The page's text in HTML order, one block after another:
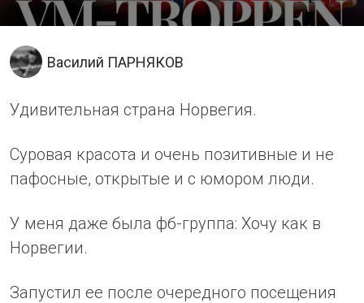
Василий ПАРНЯКОВ
Удивительная страна Норвегия.
Суровая красота и очень позитивные и не
пафосные, открытые и с юмором люди.
У меня даже была фб-группа: Хочу как в
Норвегии.
Запустил ее после очередного посещения